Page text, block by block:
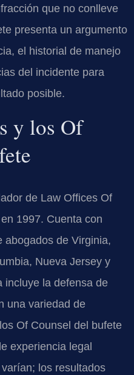
que no conlleve
presenta un argumento
el historial de manejo
del incidente para
posible.
y los Of
de Law Offices Of
1997. Cuenta con
abogados de Virginia,
Nueva Jersey y
incluye la defensa de
una variedad de
Of Counsel del bufete
experiencia legal
los resultados